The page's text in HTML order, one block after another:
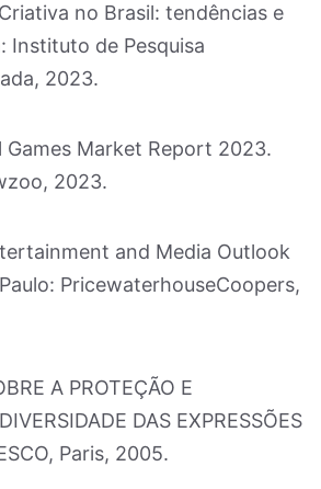
no Brasil: tendências e
Instituto de Pesquisa
2023.
Games Market Report 2023.
2023.
and Media Outlook
PricewaterhouseCoopers,
A PROTEÇÃO E
DAS EXPRESSÕES
Paris, 2005.